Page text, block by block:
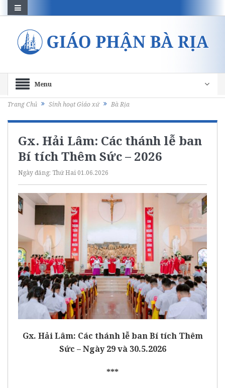
Menu
Trang Chủ Sinh hoạt Giáo xứ Bà Rịa
Gx. Hải Lâm: Các thánh lễ ban
Bí tích Thêm Sức – 2026
Ngày đăng: Thứ Hai 01.06.2026
Gx. Hải Lâm: Các thánh lễ ban Bí tích Thêm
Sức – Ngày 29 và 30.5.2026
***